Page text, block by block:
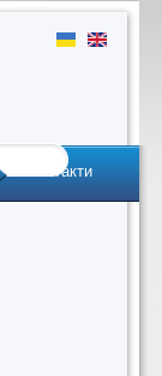
Контакти